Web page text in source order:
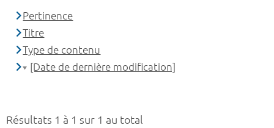
Résultats 1 à 1 sur 1 au total
Pertinence
Titre
Type de contenu
[Date de dernière modification]